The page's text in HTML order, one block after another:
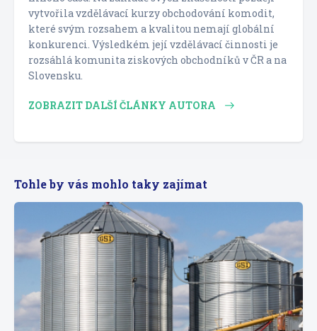
vytvořila vzdělávací kurzy obchodování komodit,
které svým rozsahem a kvalitou nemají globální
konkurenci. Výsledkém její vzdělávací činnosti je
rozsáhlá komunita ziskových obchodníků v ČR a na
Slovensku.
ZOBRAZIT DALŠÍ ČLÁNKY AUTORA
Tohle by vás mohlo taky zajímat